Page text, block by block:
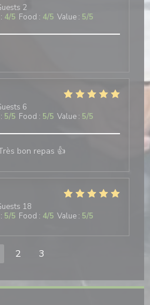
2
: 4/5 Food : 4/5 Value : 5/5
6
: 5/5 Food : 5/5 Value : 5/5
bon repas 👍
18
: 5/5 Food : 4/5 Value : 5/5
2 3